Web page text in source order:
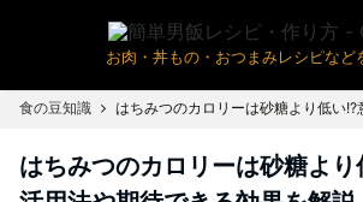
お肉・丼もの・おつまみレシピなど
食の豆知識
はちみつのカロリーは砂糖よ